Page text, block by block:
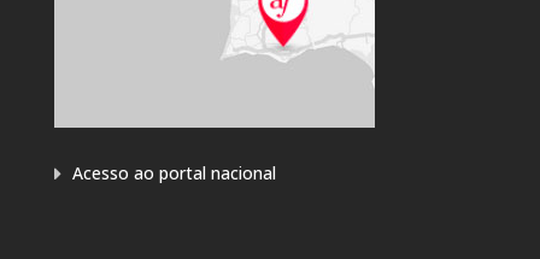
Acesso ao portal nacional